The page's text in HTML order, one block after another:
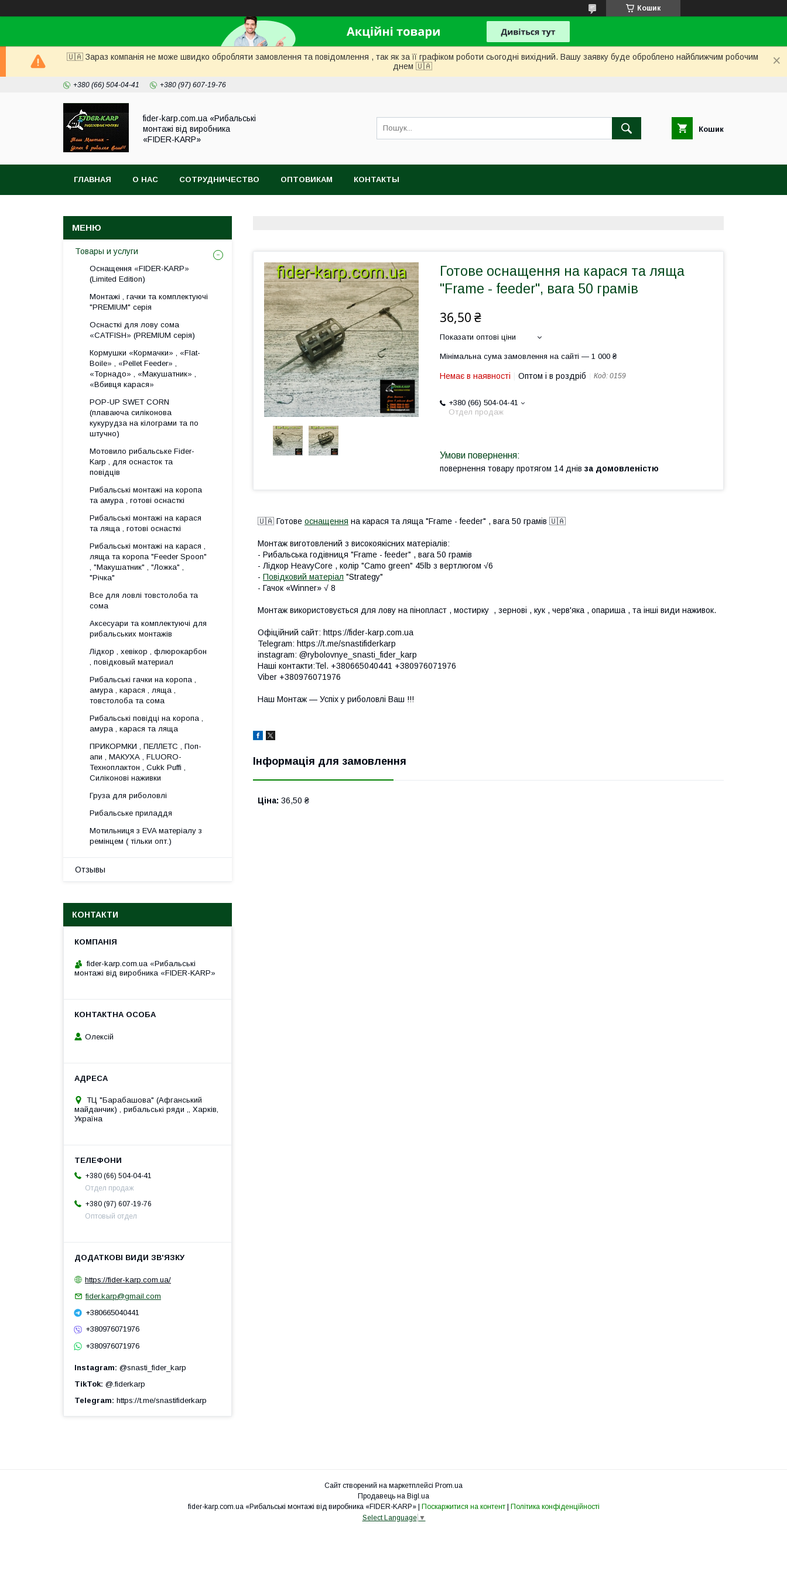
Кошик
🇺🇦 Зараз компанія не може швидко обробляти замовлення та повідомлення , так як за її графіком роботи сьогодні вихідний. Вашу заявку буде оброблено найближчим робочим
днем ​​🇺🇦
+380 (66) 504-04-41 +380 (97) 607-19-76
fider-karp.com.ua «Рибальські
монтажі від виробника
«FIDER-KARP»
Кошик
ГЛАВНАЯ О НАС СОТРУДНИЧЕСТВО ОПТОВИКАМ КОНТАКТЫ
Готове оснащення на карася та ляща
"Frame - feeder", вага 50 грамів
36,50 ₴
Показати оптові ціни
Мінімальна сума замовлення на сайті — 1 000 ₴
Немає в наявності Оптом і в роздріб Код: 0159
+380 (66) 504-04-41
Отдел продаж
повернення товару протягом 14 днів за домовленістю
🇺🇦 Готове оснащення на карася та ляща "Frame - feeder" , вага 50 грамів 🇺🇦
Монтаж виготовлений з високоякісних матеріалів:
- Рибальська годівниця "Frame - feeder" , вага 50 грамів
- Лідкор HeavyCore , колір "Camo green" 45lb з вертлюгом √6
- Повідковий матеріал "Strategy"
- Гачок «Winner» √ 8
Монтаж використовується для лову на пінопласт , мостирку , зернові , кук , черв'яка , опариша , та інші види наживок.
Офіційний сайт: https://fider-karp.com.ua
Telegram: https://t.me/snastifiderkarp
instagram: @rybolovnye_snasti_fider_karp
Наші контакти:Tel. +380665040441 +380976071976
Viber +380976071976
Наш Монтаж — Успіх у риболовлі Ваш !!!
Інформація для замовлення
Ціна: 36,50 ₴
Товары и услуги
Оснащення «FIDER-KARP»
(Limited Edition)
Монтажі , гачки та комплектуючі
"PREMIUM" серія
Оснасткі для лову сома
«CATFISH» (PREMIUM серія)
Кормушки «Кормачки» , «Flat-
Boile» , «Pellet Feeder» ,
«Торнадо» , «Макушатник» ,
«Вбивця карася»
POP-UP SWET CORN
(плаваюча силіконова
кукурудза на кілограми та по
штучно)
Мотовило рибальське Fider-
Karp , для оснасток та
повідців
Рибальські монтажі на коропа
та амура , готові оснасткі
Рибальські монтажі на карася
та ляща , готові оснасткі
Рибальські монтажі на карася ,
ляща та коропа "Feeder Spoon"
, "Макушатник" , "Ложка" ,
"Річка"
Все для ловлi товстолоба та
сома
Аксесуари та комплектуючі для
рибальських монтажів
Лідкор , хевікор , флюрокарбон
, повідковый материал
Рибальські гачки на коропа ,
амура , карася , ляща ,
товстолоба та сома
Рибальські повідці на коропа ,
амура , карася та ляща
ПРИКОРМКИ , ПЕЛЛЕТС , Поп-
апи , МАКУХА , FLUORО-
Техноплактон , Cukk Puffi ,
Силіконові наживки
Груза для риболовлі
Рибальське приладдя
Мотильниця з EVA матеріалу з
ремінцем ( тільки опт.)
Отзывы
КОНТАКТИ
fider-karp.com.ua «Рибальські
монтажі від виробника «FIDER-KARP»
Олексій
ТЦ "Барабашова" (Афганський
майданчик) , рибальські ряди ,, Харків,
Україна
+380 (66) 504-04-41
Отдел продаж
+380 (97) 607-19-76
Оптовый отдел
https://fider-karp.com.ua/
fider.karp@gmail.com
+380665040441
+380976071976
+380976071976
Instagram @snasti_fider_karp
TikTok @.fiderkarp
Telegram https://t.me/snastifiderkarp
Сайт створений на маркетплейсі Prom.ua
Продавець на Bigl.ua
Поскаржитися на контент
Політика конфіденційності
Select Language ▼